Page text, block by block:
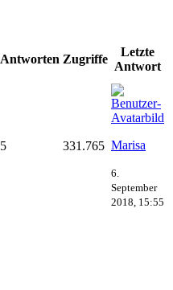
Antworten Zugriffe
Letzte
Antwort
5 331.765 Marisa
6.
September
2018, 15:55